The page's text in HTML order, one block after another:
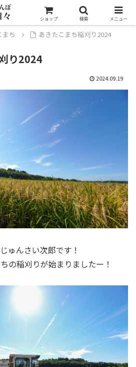
まち あきたこまち稲刈り2024
り2024
2024.09.19
ゅんさい次郎です！
の稲刈りが始まりましたー！
ショップ 検索 メニュー